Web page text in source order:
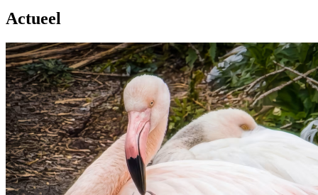
Actueel